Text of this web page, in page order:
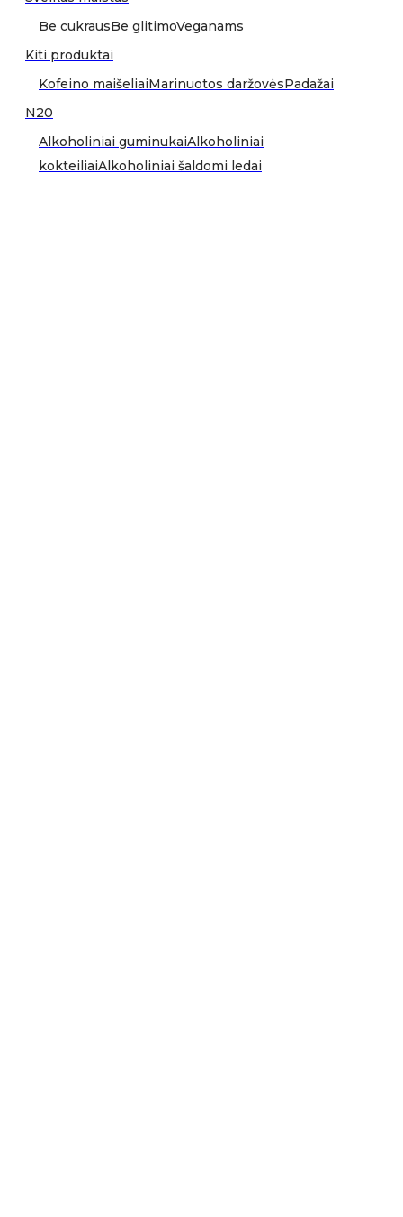
Be cukrausBe glitimoVeganams
Kiti produktai
Kofeino maišeliaiMarinuotos daržovėsPadažai
N20
Alkoholiniai guminukaiAlkoholiniai
kokteiliaiAlkoholiniai šaldomi ledai